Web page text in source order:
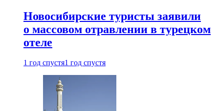
Новосибирские туристы заявили
о массовом отравлении в турецком
отеле
1 год спустя1 год спустя